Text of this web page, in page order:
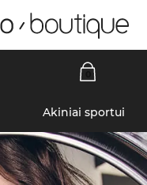
Akiniai sportui